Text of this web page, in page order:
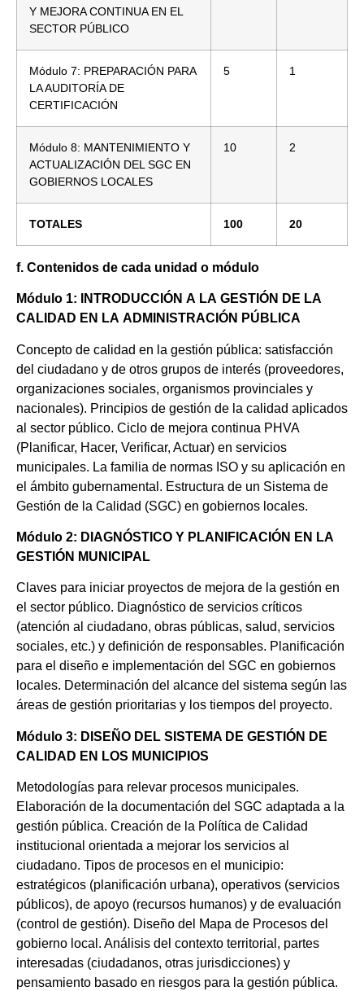
Y MEJORA CONTINUA EN EL
SECTOR PÚBLICO
Módulo 7: PREPARACIÓN PARA
LA AUDITORÍA DE
CERTIFICACIÓN
5 1
Módulo 8: MANTENIMIENTO Y
ACTUALIZACIÓN DEL SGC EN
GOBIERNOS LOCALES
10 2
TOTALES 100 20
f. Contenidos de cada unidad o módulo
Módulo 1: INTRODUCCIÓN A LA GESTIÓN DE LA
CALIDAD EN LA ADMINISTRACIÓN PÚBLICA
Concepto de calidad en la gestión pública: satisfacción
del ciudadano y de otros grupos de interés (proveedores,
organizaciones sociales, organismos provinciales y
nacionales). Principios de gestión de la calidad aplicados
al sector público. Ciclo de mejora continua PHVA
(Planificar, Hacer, Verificar, Actuar) en servicios
municipales. La familia de normas ISO y su aplicación en
el ámbito gubernamental. Estructura de un Sistema de
Gestión de la Calidad (SGC) en gobiernos locales.
Módulo 2: DIAGNÓSTICO Y PLANIFICACIÓN EN LA
GESTIÓN MUNICIPAL
Claves para iniciar proyectos de mejora de la gestión en
el sector público. Diagnóstico de servicios críticos
(atención al ciudadano, obras públicas, salud, servicios
sociales, etc.) y definición de responsables. Planificación
para el diseño e implementación del SGC en gobiernos
locales. Determinación del alcance del sistema según las
áreas de gestión prioritarias y los tiempos del proyecto.
Módulo 3: DISEÑO DEL SISTEMA DE GESTIÓN DE
CALIDAD EN LOS MUNICIPIOS
Metodologías para relevar procesos municipales.
Elaboración de la documentación del SGC adaptada a la
gestión pública. Creación de la Política de Calidad
institucional orientada a mejorar los servicios al
ciudadano. Tipos de procesos en el municipio:
estratégicos (planificación urbana), operativos (servicios
públicos), de apoyo (recursos humanos) y de evaluación
(control de gestión). Diseño del Mapa de Procesos del
gobierno local. Análisis del contexto territorial, partes
interesadas (ciudadanos, otras jurisdicciones) y
pensamiento basado en riesgos para la gestión pública.